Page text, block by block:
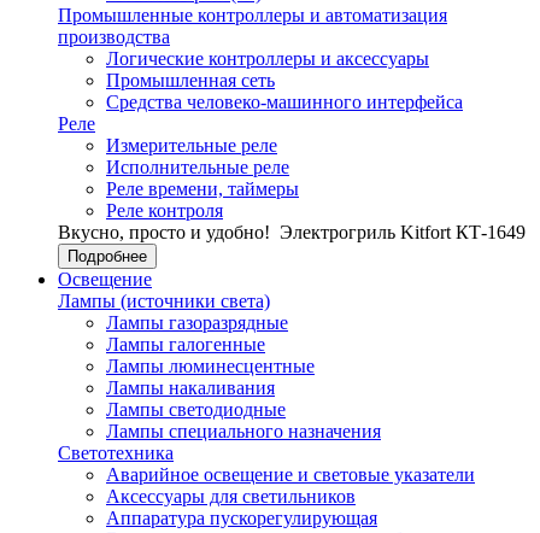
Промышленные контроллеры и автоматизация
производства
Логические контроллеры и аксессуары
Промышленная сеть
Средства человеко-машинного интерфейса
Реле
Измерительные реле
Исполнительные реле
Реле времени, таймеры
Реле контроля
Вкусно, просто и удобно! Электрогриль Kitfort КТ-1649
Подробнее
Освещение
Лампы (источники света)
Лампы газоразрядные
Лампы галогенные
Лампы люминесцентные
Лампы накаливания
Лампы светодиодные
Лампы специального назначения
Светотехника
Аварийное освещение и световые указатели
Аксессуары для светильников
Аппаратура пускорегулирующая